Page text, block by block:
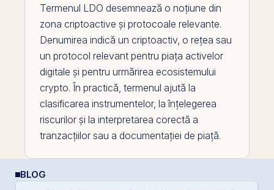
Termenul LDO desemnează o noțiune din
zona criptoactive și protocoale relevante.
Denumirea indică un criptoactiv, o rețea sau
un protocol relevant pentru piața activelor
digitale și pentru urmărirea ecosistemului
crypto. În practică, termenul ajută la
clasificarea instrumentelor, la înțelegerea
riscurilor și la interpretarea corectă a
tranzacțiilor sau a documentației de piață.
BLOG